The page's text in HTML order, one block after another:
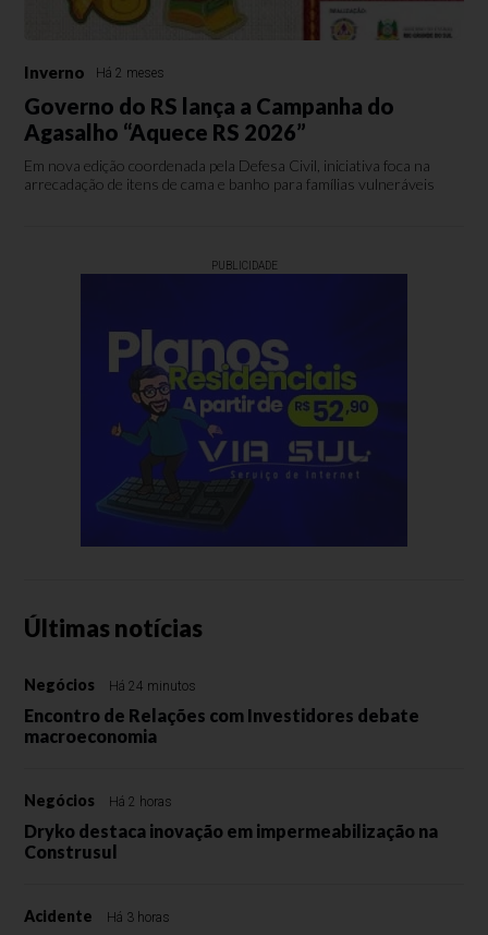
Inverno Há 2 meses
Governo do RS lança a Campanha do
Agasalho “Aquece RS 2026”
Em nova edição coordenada pela Defesa Civil, iniciativa foca na
arrecadação de itens de cama e banho para famílias vulneráveis
PUBLICIDADE
Últimas notícias
Negócios Há 24 minutos
Encontro de Relações com Investidores debate
macroeconomia
Negócios Há 2 horas
Dryko destaca inovação em impermeabilização na
Construsul
Acidente Há 3 horas